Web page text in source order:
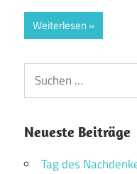
Weiterlesen
Suchen
nach:
Neueste Beiträge
Tag des